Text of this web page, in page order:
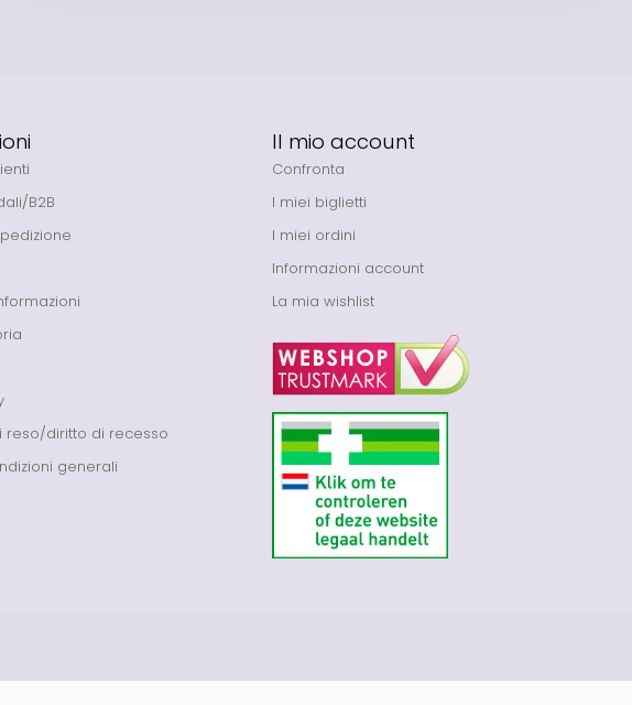
B2B
reso/diritto di recesso
generali
Il mio account
Confronta
I miei biglietti
I miei ordini
Informazioni account
La mia wishlist